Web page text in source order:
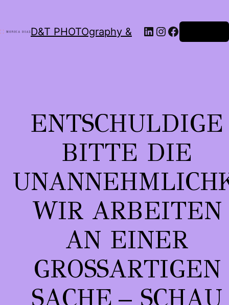
D&T PHOTOgraphy & LinkedIn
Instagram
Facebook
ENTSCHULDIGE
BITTE DIE
WIR ARBEITEN
AN EINER
GROSSARTIGEN S
ACHE – SCHAU B